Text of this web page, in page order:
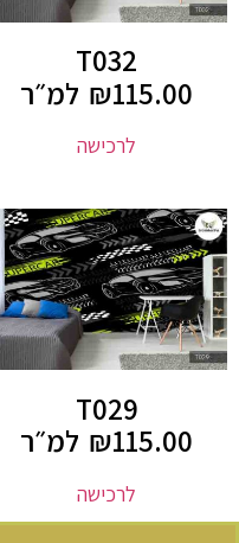
T032
₪115.00 למ״ר
לרכישה
T029
₪115.00 למ״ר
לרכישה